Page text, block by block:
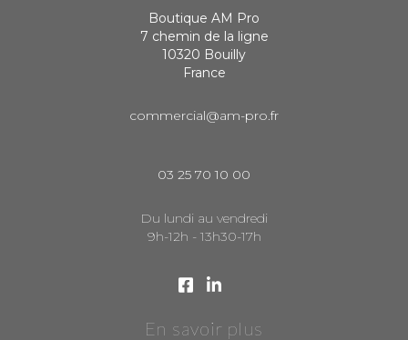
Boutique AM Pro
7 chemin de la ligne
10320 Bouilly
France
commercial@am-pro.fr
03 25 70 10 00
Du lundi au vendredi
9h-12h - 13h30-17h
En savoir plus